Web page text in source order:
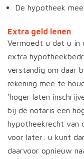
De hypotheek
Extra geld lenen
Vermoedt u dat u in
extra
verstandig om daar
rekening mee te
'hoger laten
bij de notaris een
hypotheekrecht van
voor later: u kunt
daarvoor opnieuw